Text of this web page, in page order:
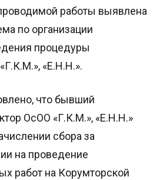
работы выявлена
по организации
процедуры
«Е.Н.Н.».
что бывший
ОсОО «Г.К.М.», «Е.Н.Н.»
сбора за
на проведение
работ на Корумторской